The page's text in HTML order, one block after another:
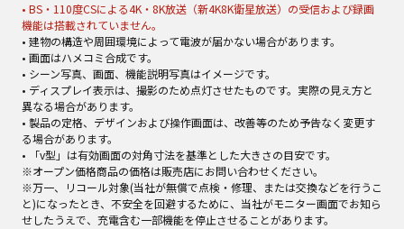
• BS・110度CSによる4K・8K放送（新4K8K衛星放送）の受信および録画
機能は搭載されていません。
• 建物の構造や周囲環境によって電波が届かない場合があります。
• 画面はハメコミ合成です。
• シーン写真、画面、機能説明写真はイメージです。
• ディスプレイ表示は、撮影のため点灯させたものです。実際の見え方と
異なる場合があります。
• 製品の定格、デザインおよび操作画面は、改善等のため予告なく変更す
る場合があります。
• 「v型」は有効画面の対角寸法を基準とした大きさの目安です。
※オープン価格商品の価格は販売店にお問い合わせください。
※万一、リコール対象(当社が無償で点検・修理、または交換などを行うこ
と)になったとき、不安全を回避するために、当社がモニター画面でお知ら
せしたうえで、充電含む一部機能を停止させることがあります。